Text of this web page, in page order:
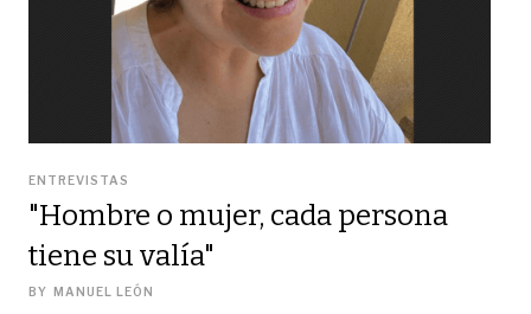
ENTREVISTAS
"Hombre o mujer, cada persona
tiene su valía"
BY MANUEL LEÓN